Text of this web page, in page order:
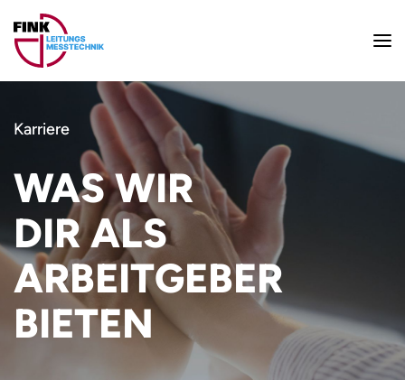
Karriere
WAS WIR
DIR ALS
ARBEITGEBER
BIETEN